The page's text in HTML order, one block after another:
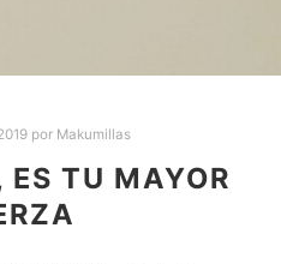
por Makumillas
TU MAYOR